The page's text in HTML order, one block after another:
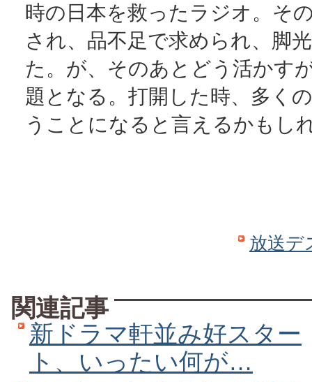
時の日本を救ったラジオ。そ
され、品不足で求められ、脚
た。が、そのあとどう活かす
題となる。打開した時、多く
うことになると言えるかもし
放送デ
関連記事
新ドラマ軒並み好スター
ト、いったい何が…